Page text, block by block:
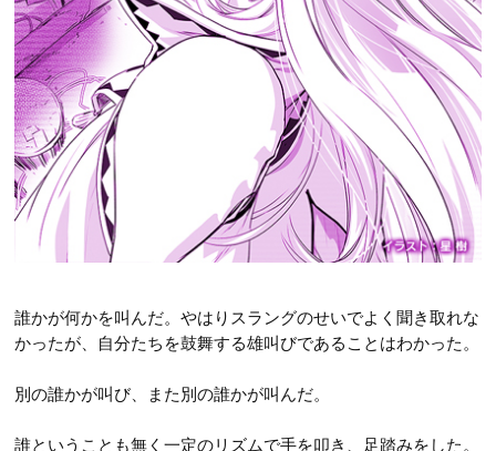
誰かが何かを叫んだ。やはりスラングのせいでよく聞き取れな
かったが、自分たちを鼓舞する雄叫びであることはわかった。
別の誰かが叫び、また別の誰かが叫んだ。
誰ということも無く一定のリズムで手を叩き、足踏みをした。